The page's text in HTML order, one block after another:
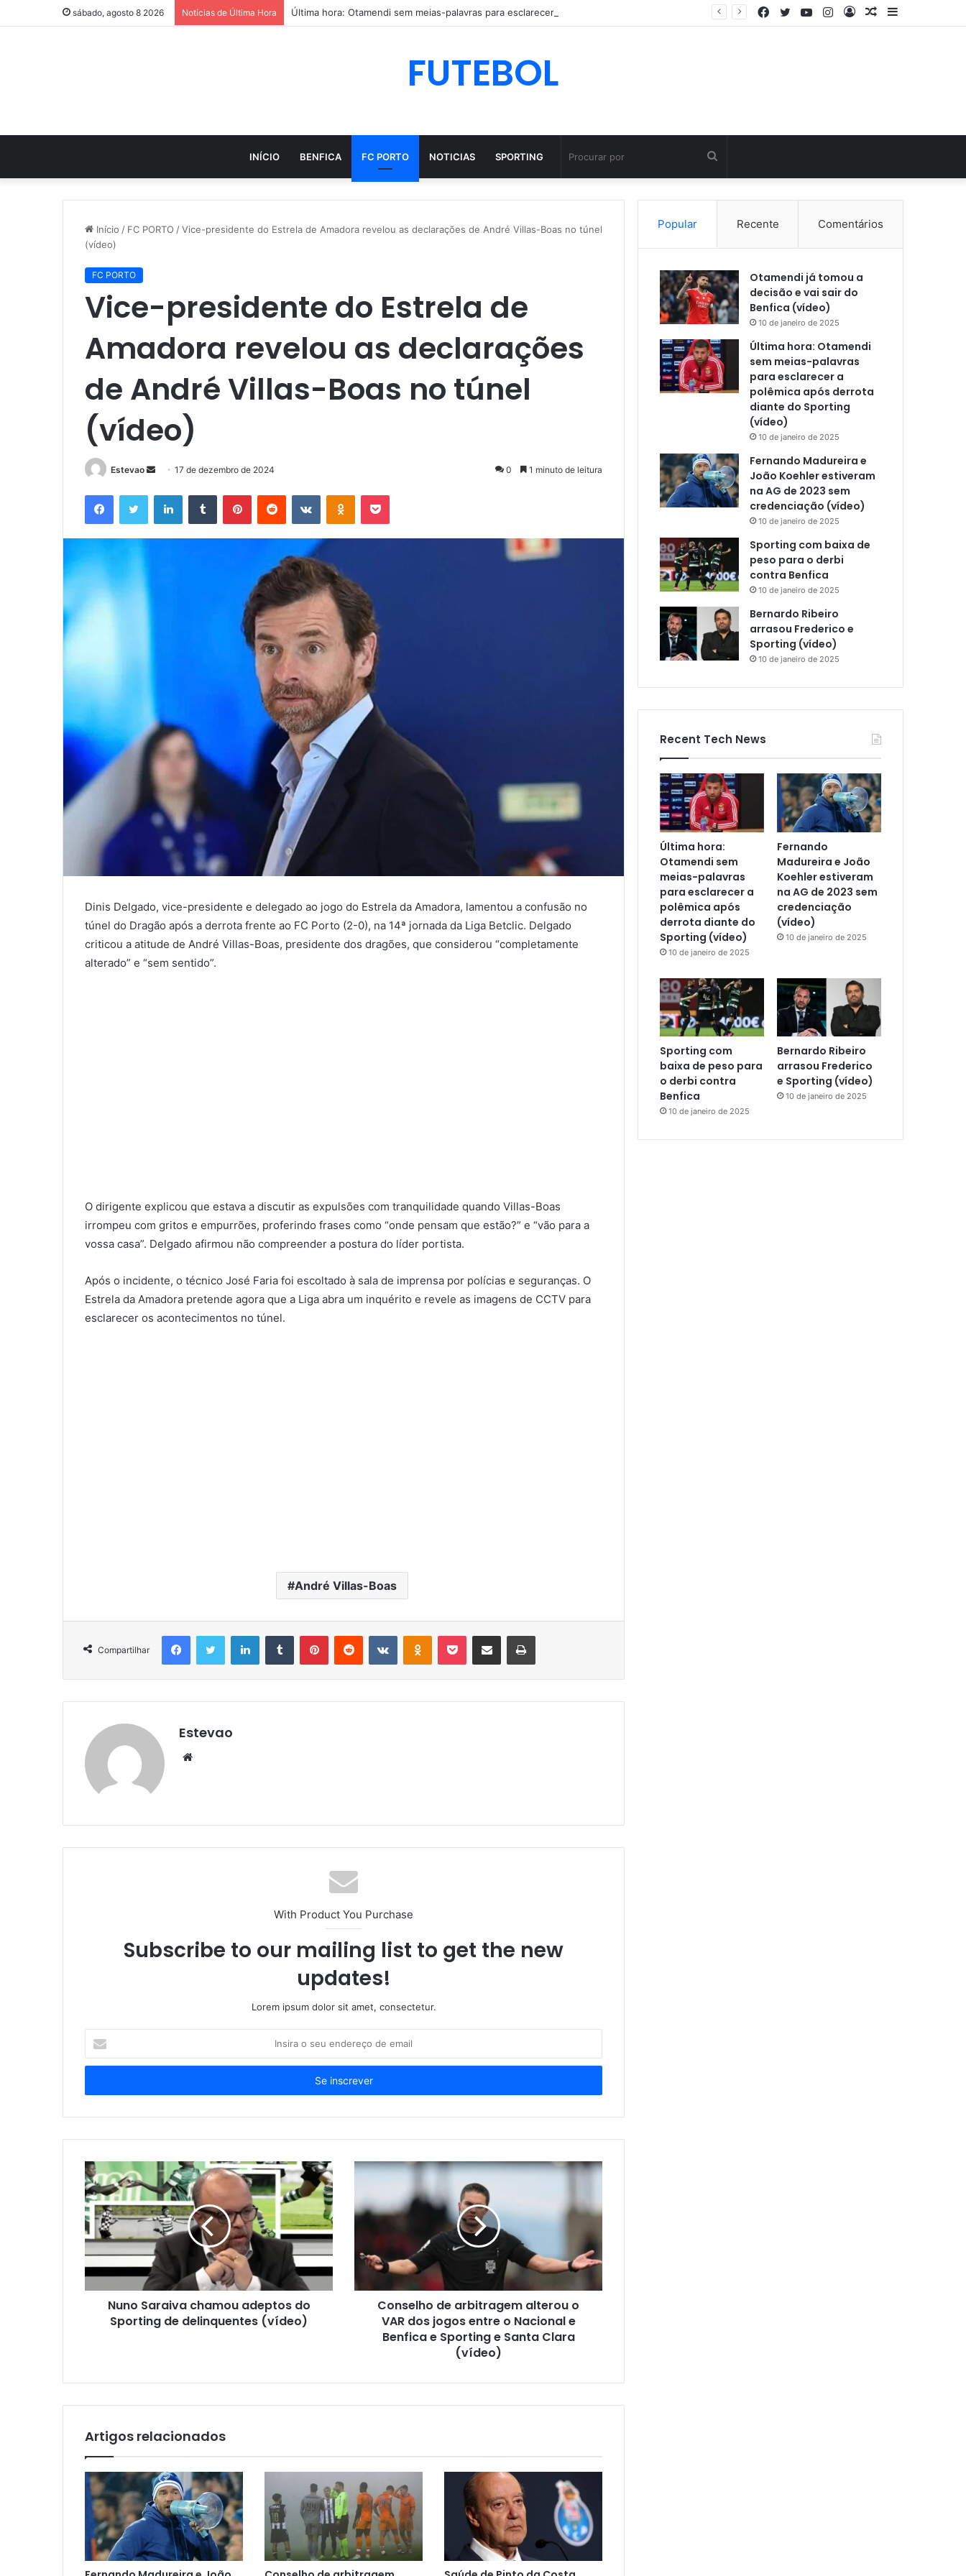
sábado, agosto 8 2026 Notícias de Última Hora
Barra
Artigo
Entrar
Instagram
YouTube
Twitter
Facebook
FUTEBOL
INÍCIO BENFICA FC PORTO NOTICIAS SPORTING Procurar
por
Início / FC PORTO /Vice-presidente do Estrela de Amadora revelou as declarações de André Villas-Boas no túnel
(vídeo)
FC PORTO
Vice-presidente do Estrela de
Amadora revelou as declarações
de André Villas-Boas no túnel
(vídeo)
Estevao
Mande
mail
17 de dezembro de 2024 0 1 minuto de leitura
FacebookTwitter LinkedinTumblr PinterestReddit VK OK Pocket
Dinis Delgado, vice-presidente e delegado ao jogo do Estrela da Amadora, lamentou a confusão no
túnel do Dragão após a derrota frente ao FC Porto (2-0), na 14ª jornada da Liga Betclic. Delgado
criticou a atitude de André Villas-Boas, presidente dos dragões, que considerou “completamente
alterado” e “sem sentido”.
O dirigente explicou que estava a discutir as expulsões com tranquilidade quando Villas-Boas
irrompeu com gritos e empurrões, proferindo frases como “onde pensam que estão?” e “vão para a
vossa casa”. Delgado afirmou não compreender a postura do líder portista.
Após o incidente, o técnico José Faria foi escoltado à sala de imprensa por polícias e seguranças. O
Estrela da Amadora pretende agora que a Liga abra um inquérito e revele as imagens de CCTV para
esclarecer os acontecimentos no túnel.
André Villas-Boas
Compartilhar
FacebookTwitter LinkedinTumblr PinterestReddit VK OK Pocket Compartilhar via e-mail Imprimir
Estevao
Website
With Product You Purchase
Subscribe to our mailing list to get the new
updates!
Lorem ipsum dolor sit amet, consectetur.
seu
de
Nuno Saraiva chamou adeptos do
Sporting de delinquentes (vídeo)
Conselho de arbitragem alterou o
VAR dos jogos entre o Nacional e
Benfica e Sporting e Santa Clara
(vídeo)
Artigos relacionados
Popular Recente Comentários
Otamendi já tomou a
decisão e vai sair do
Benfica (vídeo)
10 de janeiro de 2025
Última hora: Otamendi
sem meias-palavras
para esclarecer a
polêmica após derrota
diante do Sporting
(vídeo)
10 de janeiro de 2025
Fernando Madureira e
João Koehler estiveram
na AG de 2023 sem
credenciação (vídeo)
10 de janeiro de 2025
Sporting com baixa de
peso para o derbi
contra Benfica
10 de janeiro de 2025
Bernardo Ribeiro
arrasou Frederico e
Sporting (vídeo)
10 de janeiro de 2025
Recent Tech News
Última hora:
Otamendi sem
meias-palavras
para esclarecer a
polêmica após
derrota diante do
Sporting (vídeo)
10 de janeiro de 2025
Fernando
Madureira e João
Koehler estiveram
na AG de 2023 sem
credenciação
(vídeo)
10 de janeiro de 2025
Sporting com
baixa de peso para
o derbi contra
Benfica
10 de janeiro de 2025
Bernardo Ribeiro
arrasou Frederico
e Sporting (vídeo)
10 de janeiro de 2025